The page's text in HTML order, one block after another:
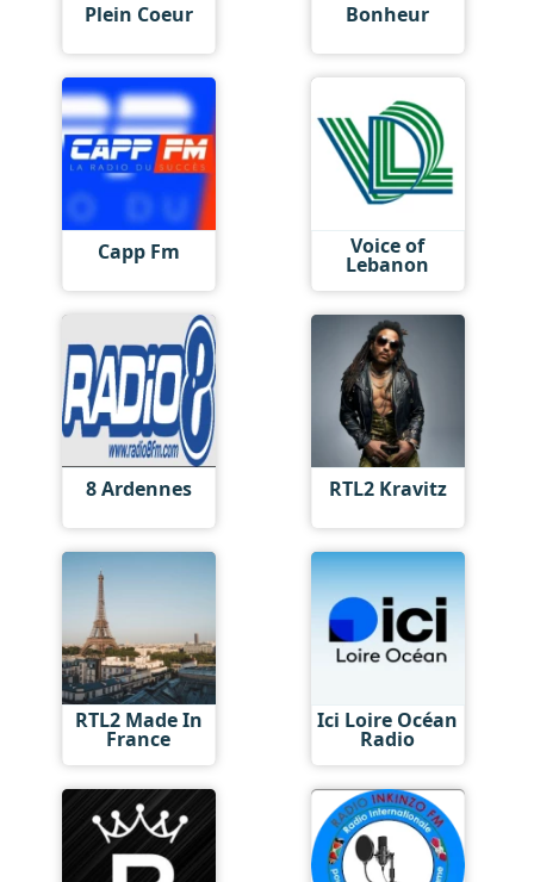
Plein Coeur Bonheur
Capp Fm Voice of
Lebanon
8 Ardennes RTL2 Kravitz
RTL2 Made In
France
Ici Loire Océan
Radio